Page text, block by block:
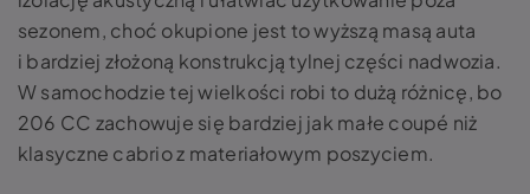
sezonem, choć okupione jest to wyższą masą auta
i bardziej złożoną konstrukcją tylnej części nadwozia.
W samochodzie tej wielkości robi to dużą różnicę, bo
206 CC zachowuje się bardziej jak małe coupé niż
klasyczne cabrio z materiałowym poszyciem.